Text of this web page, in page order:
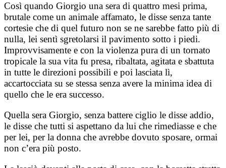
Così quando Giorgio una sera di quattro mesi prima,
brutale come un animale affamato, le disse senza tante
cortesie che di quel futuro non se ne sarebbe fatto più di
nulla, lei sentì sgretolarsi il pavimento sotto i piedi.
Improvvisamente e con la violenza pura di un tornato
tropicale la sua vita fu presa, ribaltata, agitata e sbattuta
in tutte le direzioni possibili e poi lasciata lì,
accartocciata su se stessa senza avere la minima idea di
quello che le era successo.
Quella sera Giorgio, senza battere ciglio le disse addio,
le disse che tutti si aspettano da lui che rimediasse e che
per lei, per la donna che avrebbe dovuto sposare, ormai
non c’era più posto.